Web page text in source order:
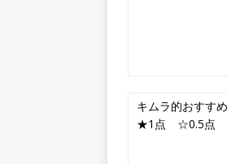
キムラ的おすす
★1点 ☆0.5点